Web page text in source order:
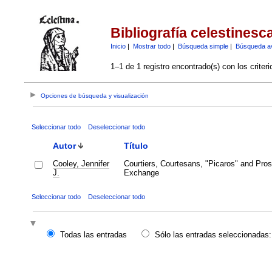
Bibliografía
Inicio| Mostrar todo| Búsqueda simple| Búsqueda
1–1 de 1 registro encontrado(s) con los
Opciones de búsqueda y visualización
Seleccionar todo Deseleccionar todo
Autor Título
Cooley, Jennifer
J.
Courtiers, Courtesans, "Picaros" and
Exchange
Seleccionar todo Deseleccionar todo
Todas las entradas
Sólo las entradas seleccionadas: